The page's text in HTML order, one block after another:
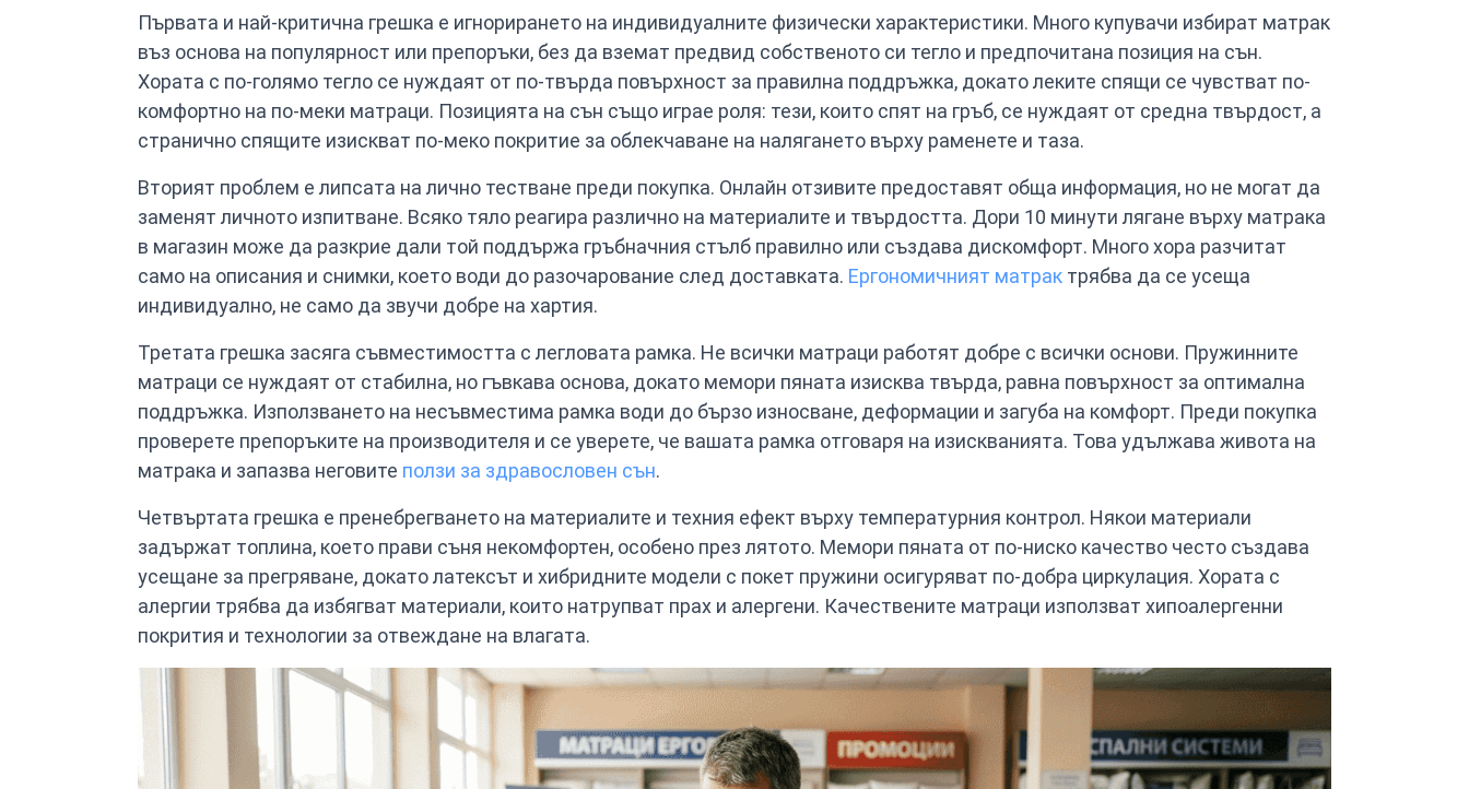
Първата и най-критична грешка е игнорирането на индивидуалните физически характеристики. Много купувачи избират матрак
въз основа на популярност или препоръки, без да вземат предвид собственото си тегло и предпочитана позиция на сън.
Хората с по-голямо тегло се нуждаят от по-твърда повърхност за правилна поддръжка, докато леките спящи се чувстват по-
комфортно на по-меки матраци. Позицията на сън също играе роля: тези, които спят на гръб, се нуждаят от средна твърдост, а
странично спящите изискват по-меко покритие за облекчаване на налягането върху раменете и таза.
Вторият проблем е липсата на лично тестване преди покупка. Онлайн отзивите предоставят обща информация, но не могат да
заменят личното изпитване. Всяко тяло реагира различно на материалите и твърдостта. Дори 10 минути лягане върху матрака
в магазин може да разкрие дали той поддържа гръбначния стълб правилно или създава дискомфорт. Много хора разчитат
само на описания и снимки, което води до разочарование след доставката. Ергономичният матрак трябва да се усеща
индивидуално, не само да звучи добре на хартия.
Третата грешка засяга съвместимостта с легловата рамка. Не всички матраци работят добре с всички основи. Пружинните
матраци се нуждаят от стабилна, но гъвкава основа, докато мемори пяната изисква твърда, равна повърхност за оптимална
поддръжка. Използването на несъвместима рамка води до бързо износване, деформации и загуба на комфорт. Преди покупка
проверете препоръките на производителя и се уверете, че вашата рамка отговаря на изискванията. Това удължава живота на
матрака и запазва неговите ползи за здравословен сън.
Четвъртата грешка е пренебрегването на материалите и техния ефект върху температурния контрол. Някои материали
задържат топлина, което прави съня некомфортен, особено през лятото. Мемори пяната от по-ниско качество често създава
усещане за прегряване, докато латексът и хибридните модели с покет пружини осигуряват по-добра циркулация. Хората с
алергии трябва да избягват материали, които натрупват прах и алергени. Качествените матраци използват хипоалергенни
покрития и технологии за отвеждане на влагата.